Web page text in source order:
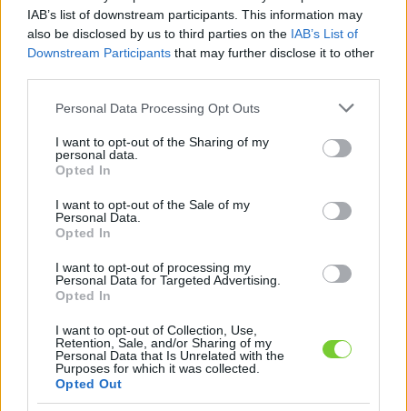
IAB’s list of downstream participants. This information may
also be disclosed by us to third parties on the IAB’s List of
Downstream Participants that may further disclose it to other
Please note that this website/app uses one or more Google
not limited to your visit or usage behaviour. You may click to
grant or deny consent to Google and its third-party tags to
use your data for below specified purposes in below Google
consent section.
Personal Data Processing Opt Outs
I want to opt-out of the Sharing of my
personal data.
Opted In
I want to opt-out of the Sale of my
Personal Data.
Opted In
I want to opt-out of processing my
Personal Data for Targeted Advertising.
Opted In
I want to opt-out of Collection, Use,
Retention, Sale, and/or Sharing of my
Personal Data that Is Unrelated with the
Purposes for which it was collected.
Opted Out
Felhasználónév
Jelszó
Elfelejtette jelszavát?
Bejelentkezés
faiskola.hu
Kertészeti, kerti termékek és szolgáltatások térképes
KERTÉSZ ÉS KERTÉSZET REGISZTRÁCIÓ
Bakopa (Bacopa sp.